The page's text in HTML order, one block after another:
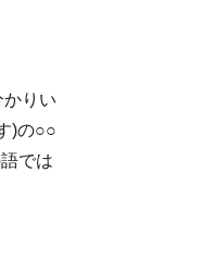
りい
)の○○
では